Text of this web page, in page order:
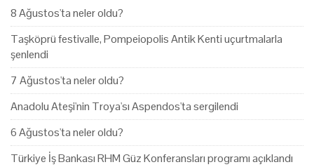
8 Ağustos'ta neler oldu?
Taşköprü festivalle, Pompeiopolis Antik Kenti uçurtmalarla
şenlendi
7 Ağustos'ta neler oldu?
Anadolu Ateşi'nin Troya'sı Aspendos'ta sergilendi
6 Ağustos'ta neler oldu?
Türkiye İş Bankası RHM Güz Konferansları programı açıklandı